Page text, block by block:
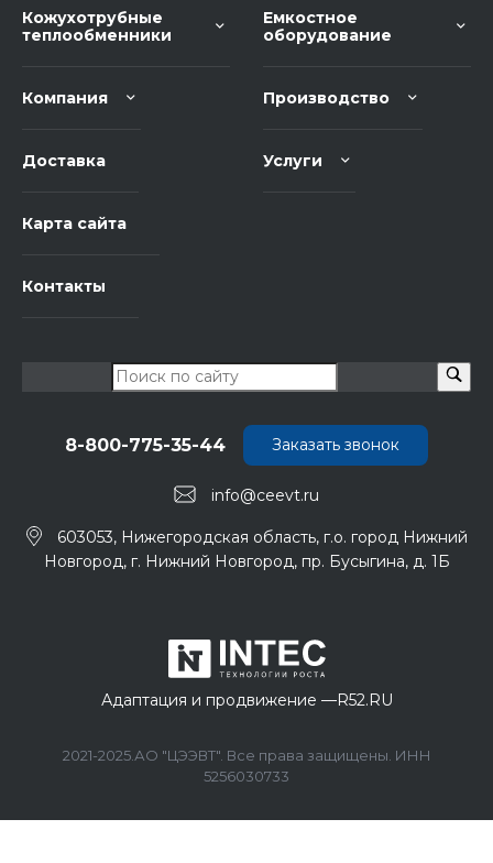
Кожухотрубные
теплообменники
Емкостное
оборудование
Компания
Доставка
Карта сайта
Контакты
Производство
Услуги
8-800-775-35-44
info@ceevt.ru
Заказать звонок
603053, Нижегородская область, г.о. город Нижний
Новгород, г. Нижний Новгород, пр. Бусыгина, д. 1Б
2021-2025.АО "ЦЭЭВТ". Все права защищены. ИНН
5256030733
Адаптация и продвижение —R52.RU